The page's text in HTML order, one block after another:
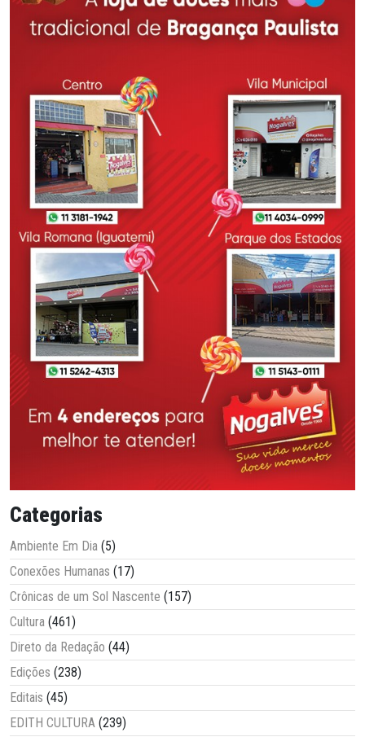
Categorias
Ambiente Em Dia (5)
Conexões Humanas (17)
Crônicas de um Sol Nascente (157)
Cultura (461)
Direto da Redação (44)
Edições (238)
Editais (45)
EDITH CULTURA (239)